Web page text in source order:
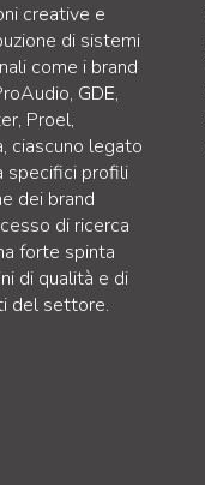
creative e
di sistemi
come i brand
GDE,
Proel,
ciascuno legato
specifici profili
dei brand
di ricerca
forte spinta
di qualità e di
del settore.